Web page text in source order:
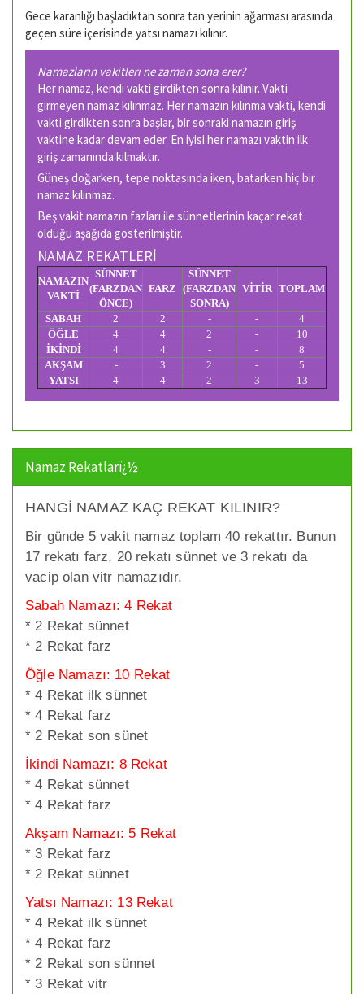
Gece karanlığı başladıktan sonra tan yerinin ağarması arasında
geçen süre içerisinde yatsı namazı kılınır.
Namazların vakitleri ne zaman sona erer?
Her namaz, kendi vakti girdikten sonra kılınır. Vakti
girmeyen namaz kılınmaz. Her namazın kılınma vakti, kendi
vakti girdikten sonra başlar, bir sonraki namazın giriş
vaktine kadar devam eder. En iyisi her namazı vaktin ilk
giriş zamanında kılmaktır.
Güneş doğarken, tepe noktasında iken, batarken hiç bir
namaz kılınmaz.
Beş vakit namazın fazları ile sünnetlerinin kaçar rekat
olduğu aşağıda gösterilmiştir.
NAMAZ REKATLERİ
NAMAZIN
VAKTİ
SÜNNET
(FARZDAN
ÖNCE)
FARZ
SÜNNET
(FARZDAN
SONRA)
VİTİR TOPLAM
SABAH 2 2 - -
4
ÖĞLE
4 4 2 -
10
İKİNDİ
4 4 - -
8
AKŞAM
- 3 2 -
5
YATSI
4 4 2 3 13
Namaz Rekatlarï¿½
HANGİ NAMAZ KAÇ REKAT KILINIR?
Bir günde 5 vakit namaz toplam 40 rekattır. Bunun
17 rekatı farz, 20 rekatı sünnet ve 3 rekatı da
vacip olan vitr namazıdır.
Sabah Namazı: 4 Rekat
* 2 Rekat sünnet
* 2 Rekat farz
Öğle Namazı: 10 Rekat
* 4 Rekat ilk sünnet
* 4 Rekat farz
* 2 Rekat son sünet
İkindi Namazı: 8 Rekat
* 4 Rekat sünnet
* 4 Rekat farz
Akşam Namazı: 5 Rekat
* 3 Rekat farz
* 2 Rekat sünnet
Yatsı Namazı: 13 Rekat
* 4 Rekat ilk sünnet
* 4 Rekat farz
* 2 Rekat son sünnet
* 3 Rekat vitr